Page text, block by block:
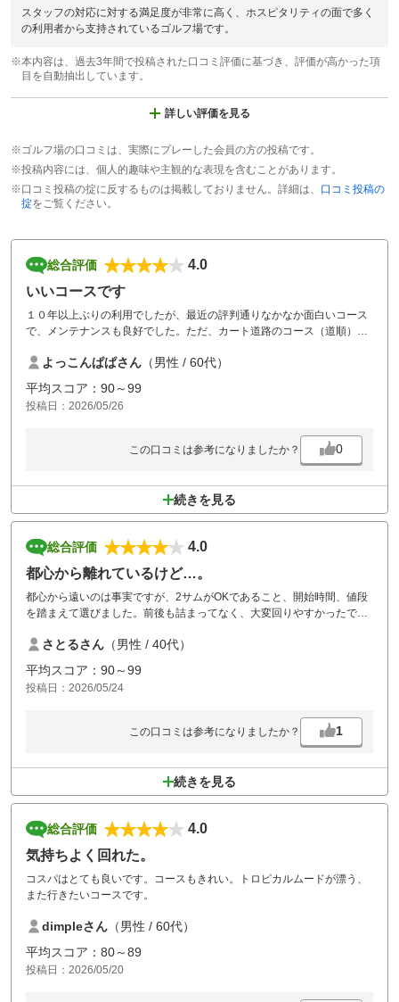
スタッフの対応に対する満足度が非常に高く、ホスピタリティの面で多く
の利用者から支持されているゴルフ場です。
※本内容は、過去3年間で投稿された口コミ評価に基づき、評価が高かった項
目を自動抽出しています。
詳しい評価を見る
※ゴルフ場の口コミは、実際にプレーした会員の方の投稿です。
※投稿内容には、個人的趣味や主観的な表現を含むことがあります。
※口コミ投稿の掟に反するものは掲載しておりません。詳細は、 口コミ投稿の
掟をご覧ください。
総合評価
4.0
いいコースです
１０年以上ぶりの利用でしたが、最近の評判通りなかなか面白いコース
で、メンテナンスも良好でした。ただ、カート道路のコース（道順）案
い。
お昼のバイキングはいいですが、コーヒーは飲めるようにして欲しい。
お風呂（露天）は最高です。
よっこんぱぱさん （男性 / 60代）
平均スコア：90～99
投稿日：2026/05/26
この口コミは参考になりましたか？ 0
続きを見る
総合評価
4.0
都心から離れているけど…。
都心から遠いのは事実ですが、2サムがOKであること、開始時間、値段
を踏まえて選びました。前後も詰まってなく、大変回りやすかったで
さとるさん （男性 / 40代）
平均スコア：90～99
投稿日：2026/05/24
この口コミは参考になりましたか？ 1
続きを見る
総合評価
4.0
気持ちよく回れた。
コスパはとても良いです。コースもきれい。トロピカルムードが漂う、
また行きたいコースです。
dimpleさん （男性 / 60代）
平均スコア：80～89
投稿日：2026/05/20